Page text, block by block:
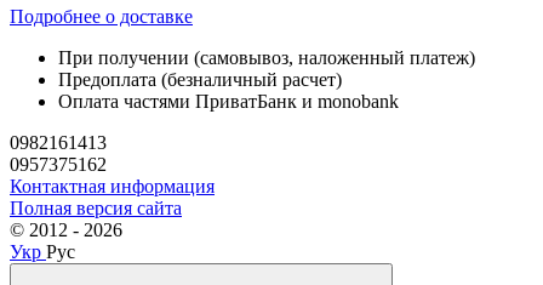
Подробнее о доставке
При получении (самовывоз, наложенный платеж)
Предоплата (безналичный расчет)
Оплата частями ПриватБанк и monobank
0982161413
0957375162
Контактная информация
Полная версия сайта
© 2012 - 2026
Укр Рус